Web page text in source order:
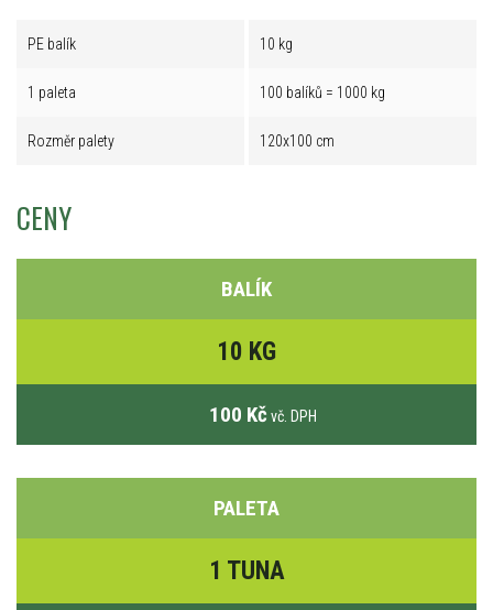
PE balík 10 kg
1 paleta 100 balíků = 1000 kg
Rozměr palety 120x100 cm
CENY
BALÍK
10 KG
100 Kč vč. DPH
PALETA
1 TUNA